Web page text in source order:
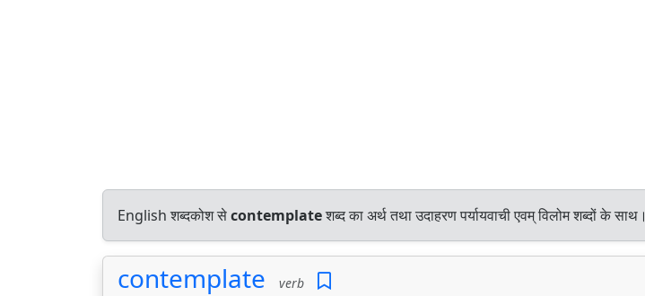
English शब्दकोश सेcontemplateशब्द का अर्थ तथा उदाहरण पर्यायवाची एवम् विलोम शब्दों के साथ।
contemplate verb